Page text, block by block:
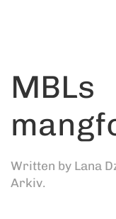
MBLs
Written by Lana
Arkiv.